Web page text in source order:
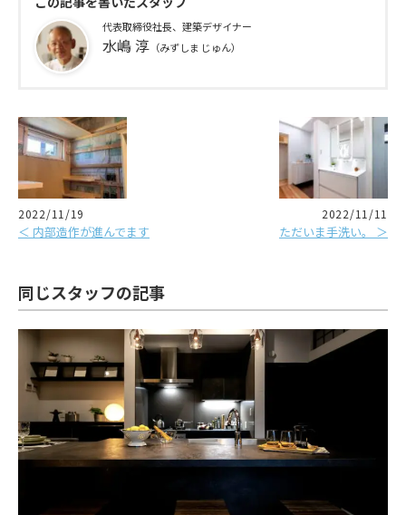
代表取締役社長、建築デザイナー
水嶋 淳 （みずしま じゅん）
2022/11/19
＜ 内部造作が進んでます
2022/11/11
ただいま手洗い。 ＞
同じスタッフの記事